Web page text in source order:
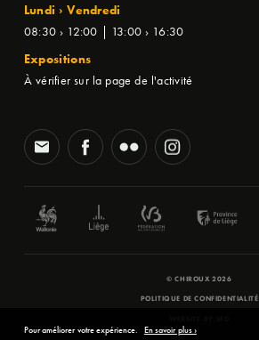
Lundi › Vendredi
08:30 › 12:00 | 13:00 › 16:30
Expositions
À vérifier sur la page de l'activité
© CHIROUX 2026
POLITIQUE DE CONFIDENTIALITÉ
Pour améliorer votre expérience. En savoir plus ›